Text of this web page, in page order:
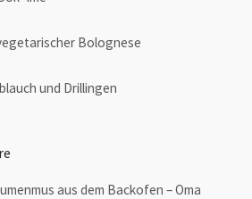
Bolognese
und Drillingen
aus dem Backofen – Oma